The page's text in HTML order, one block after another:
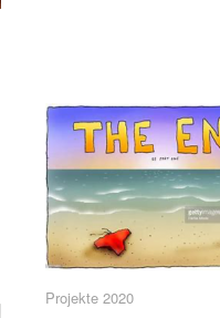
Projekte 2020
Projekte 2020